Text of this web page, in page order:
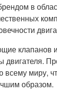
в
клапанов
всему миру,
образом.